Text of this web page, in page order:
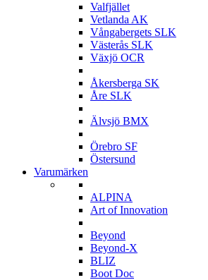
Valfjället
Vetlanda AK
Vångabergets SLK
Västerås SLK
Växjö OCR
Åkersberga SK
Åre SLK
Älvsjö BMX
Örebro SF
Östersund
Varumärken
ALPINA
Art of Innovation
Beyond
Beyond-X
BLIZ
Boot Doc